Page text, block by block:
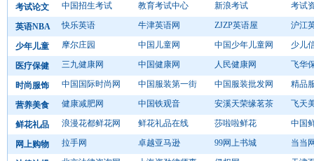
考试论文 中国招生考试 教育考试中心 新浪考试 考试
英语NBA 快乐英语 牛津英语网 ZJZP英语屋 沪江
少年儿童 摩尔庄园 中国儿童网 中国少年儿童网 少儿
医疗保健 三九健康网 中国健康网 人民健康网 飞华
时尚服饰 中国国际时尚网 中国服装第一街 中国服装批发网 精品
营养美食 健康减肥网 中国铁观音 安溪天荣缘茗茶 飞天
鲜花礼品 浪漫花都鲜花网 鲜花礼品在线 莎啦啦鲜花 中国
网上购物 拉手网 卓越亚马逊 99网上书城 当当